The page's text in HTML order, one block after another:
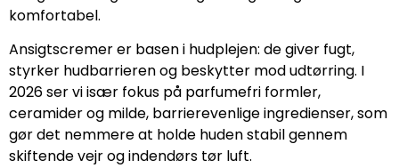
komfortabel.
Ansigtscremer er basen i hudplejen: de giver fugt,
styrker hudbarrieren og beskytter mod udtørring. I
2026 ser vi især fokus på parfumefri formler,
ceramider og milde, barrierevenlige ingredienser, som
gør det nemmere at holde huden stabil gennem
skiftende vejr og indendørs tør luft.